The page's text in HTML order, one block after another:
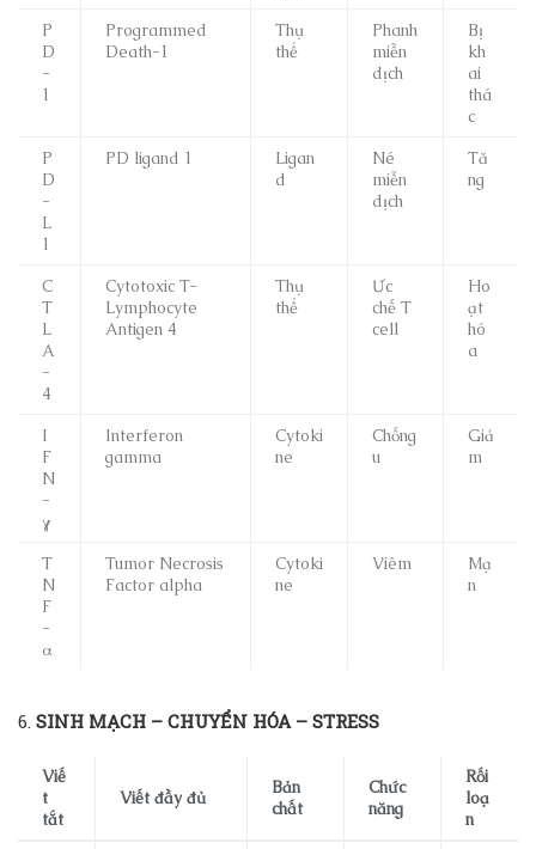
P
D
-
1
Programmed
Death-1
Thụ
thể
Phanh
miễn
dịch
Bị
kh
ai
thá
c
P
D
-
L
1
PD ligand 1
Ligan
d
Né
miễn
dịch
Tă
ng
C
T
L
A
-
4
Cytotoxic T-
Lymphocyte
Antigen 4
Thụ
thể
Ức
chế T
cell
Ho
ạt
hó
a
I
F
N
-
γ
Interferon
gamma
Cytoki
ne
Chống
u
Giả
m
T
N
F
-
α
Tumor Necrosis
Factor alpha
Cytoki
ne
Viêm
Mạ
n
6. SINH MẠCH – CHUYỂN HÓA – STRESS
Viế
t
tắt
Viết đầy đủ
Bản
chất
Chức
năng
Rối
loạ
n